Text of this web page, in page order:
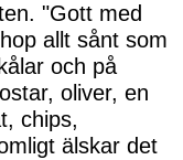
"Gott med
allt sånt som
och på
oliver, en
chips,
älskar det